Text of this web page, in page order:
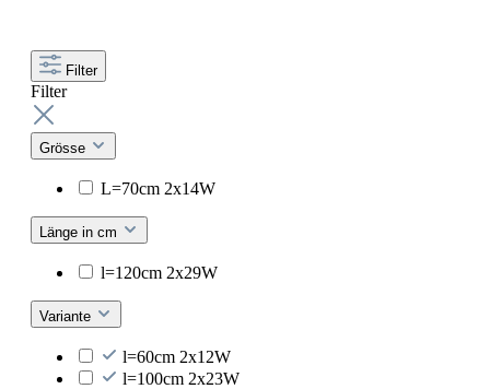
Filter
Filter
Grösse
L=70cm 2x14W
Länge in cm
l=120cm 2x29W
Variante
l=60cm 2x12W
l=100cm 2x23W